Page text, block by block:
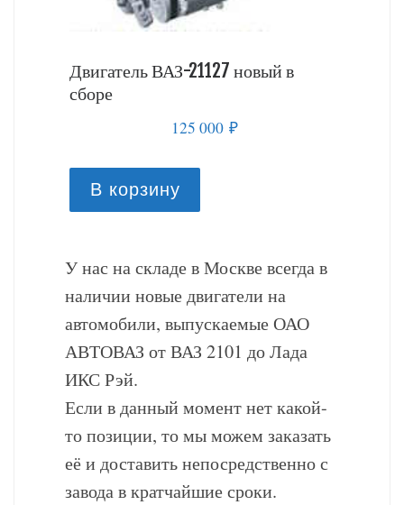
Двигатель ВАЗ-21127 новый в
сборе
125 000 ₽
В корзину
У нас на складе в Москве всегда в
наличии новые двигатели на
автомобили, выпускаемые ОАО
АВТОВАЗ от ВАЗ 2101 до Лада
ИКС Рэй.
Если в данный момент нет какой-
то позиции, то мы можем заказать
её и доставить непосредственно с
завода в кратчайшие сроки.